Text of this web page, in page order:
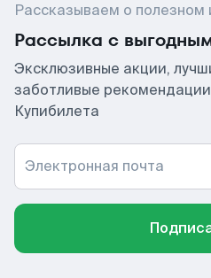
Рассказываем о полезном
Рассылка с
Эксклюзивные акции,
заботливые
Купибилета
Электронная почта